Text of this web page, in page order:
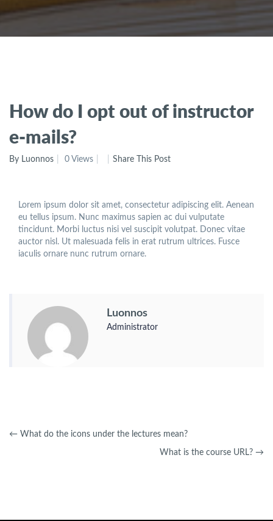
How do I opt out of instructor
e-mails?
By Luonnos 0 Views Share This Post
Lorem ipsum dolor sit amet, consectetur adipiscing elit. Aenean
eu tellus ipsum. Nunc maximus sapien ac dui vulputate
tincidunt. Morbi luctus nisi vel suscipit volutpat. Donec vitae
auctor nisl. Ut malesuada felis in erat rutrum ultrices. Fusce
iaculis ornare nunc rutrum ornare.
Luonnos
Administrator
← What do the icons under the lectures mean?
What is the course URL? →